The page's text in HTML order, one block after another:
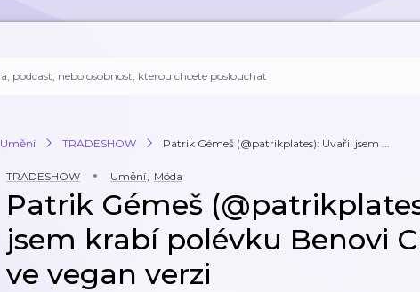
Umění TRADESHOW Patrik Gémeš (@patrikplates): Uvařil jsem ...
TRADESHOW Umění, Móda
Patrik Gémeš
jsem krabí polévku Benovi
ve vegan verzi